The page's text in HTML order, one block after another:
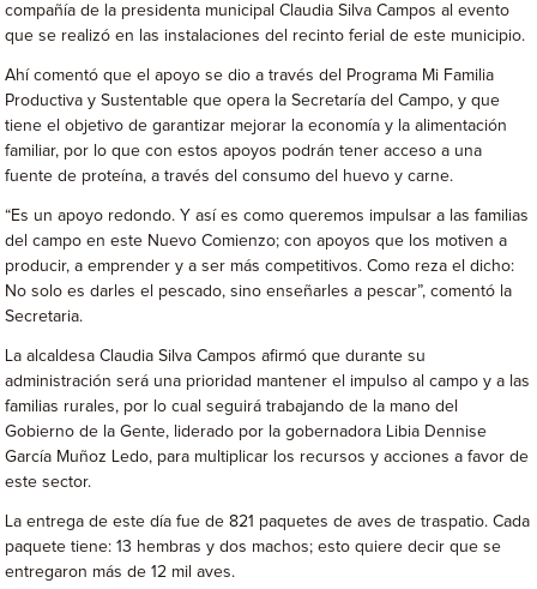
compañía de la presidenta municipal Claudia Silva Campos al evento
que se realizó en las instalaciones del recinto ferial de este municipio.
Ahí comentó que el apoyo se dio a través del Programa Mi Familia
Productiva y Sustentable que opera la Secretaría del Campo, y que
tiene el objetivo de garantizar mejorar la economía y la alimentación
familiar, por lo que con estos apoyos podrán tener acceso a una
fuente de proteína, a través del consumo del huevo y carne.
“Es un apoyo redondo. Y así es como queremos impulsar a las familias
del campo en este Nuevo Comienzo; con apoyos que los motiven a
producir, a emprender y a ser más competitivos. Como reza el dicho:
No solo es darles el pescado, sino enseñarles a pescar”, comentó la
Secretaria.
La alcaldesa Claudia Silva Campos afirmó que durante su
administración será una prioridad mantener el impulso al campo y a las
familias rurales, por lo cual seguirá trabajando de la mano del
Gobierno de la Gente, liderado por la gobernadora Libia Dennise
García Muñoz Ledo, para multiplicar los recursos y acciones a favor de
este sector.
La entrega de este día fue de 821 paquetes de aves de traspatio. Cada
paquete tiene: 13 hembras y dos machos; esto quiere decir que se
entregaron más de 12 mil aves.